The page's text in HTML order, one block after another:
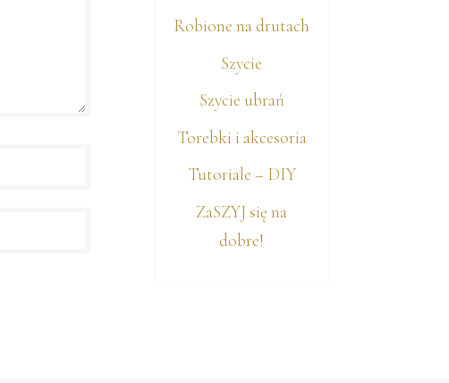
Robione na drutach
Szycie
Szycie ubrań
Torebki i akcesoria
Tutoriale – DIY
ZaSZYJ się na
dobre!